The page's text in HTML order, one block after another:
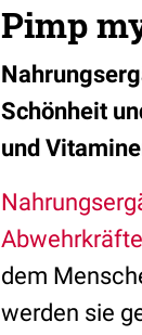
Pimp
Schönheit
und
Abwehrkräfte
dem
werden sie